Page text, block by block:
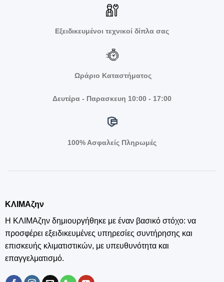
Εξειδικευμένοι τεχνικοί δίπλα σας
Ωράριο Καταστήματος
Δευτέρα - Παρασκευη 10:00 - 17:00
100% Ασφαλείς Πληρωμές
ΚΛΙΜΑζην
Η ΚΛΙΜΑζην δημιουργήθηκε με έναν βασικό στόχο: να
προσφέρει εξειδικευμένες υπηρεσίες συντήρησης και
επισκευής κλιματιστικών, με υπευθυνότητα και
επαγγελματισμό.